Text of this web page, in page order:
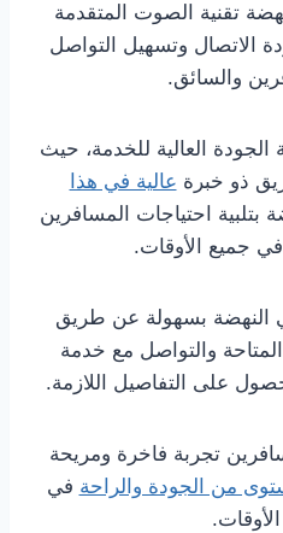
تقنية الصوت المتقدمة
الاتصال وتسهيل التواصل
والسائق.
العالية للخدمة، حيث
ذو خبرة عالية في هذا
بتلبية احتياجات المسافرين
جميع الأوقات.
النهضة بسهولة عن طريق
المتاحة والتواصل مع خدمة
على التفاصيل اللازمة.
تجربة فاخرة ومريحة
من الجودة والراحة في